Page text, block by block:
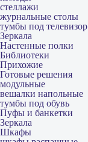
стеллажи
журнальные столы
тумбы под телевизор
Зеркала
Настенные полки
Библиотеки
Прихожие
Готовые решения
модульные
вешалки напольные
тумбы под обувь
Пуфы и банкетки
Зеркала
Шкафы